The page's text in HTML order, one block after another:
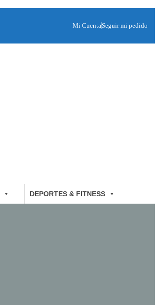
Mi CuentaSeguir mi pedido
DEPORTES & FITNESS